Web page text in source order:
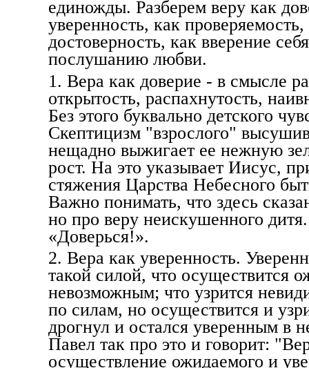
единожды. Разберем веру как
уверенность, как
достоверность, как вверение
послушанию любви.
1. Вера как доверие - в смысле
открытость, распахнутость,
Без этого буквально детского
Скептицизм "взрослого"
нещадно выжигает ее нежную
рост. На это указывает Иисус,
стяжения Царства Небесного
Важно понимать, что здесь
но про веру неискушенного
«Доверься!».
2. Вера как уверенность.
такой силой, что осуществится
невозможным; что узрится
по силам, но осуществится и
дрогнул и остался уверенным в
Павел так про это и говорит:
осуществление ожидаемого и